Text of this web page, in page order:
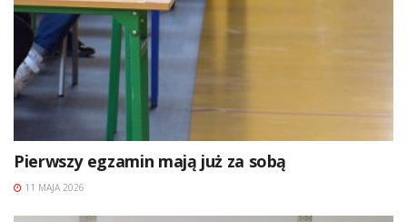
Pierwszy egzamin mają już za sobą
11 MAJA 2026